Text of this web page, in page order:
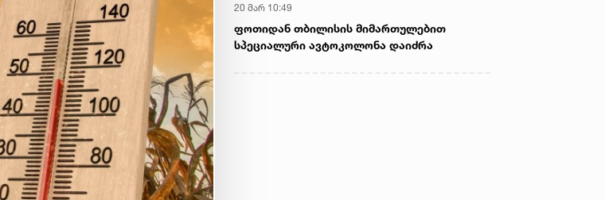
20 მარ 10:49
ფოთიდან თბილისის მიმართულებით
სპეციალური ავტოკოლონა დაიძრა